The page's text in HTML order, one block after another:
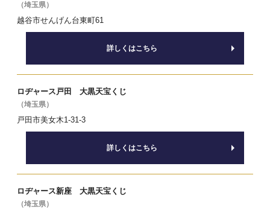
（埼玉県）
越谷市せんげん台東町61
詳しくはこちら
ロヂャース戸田 大黒天宝くじ
（埼玉県）
戸田市美女木1-31-3
詳しくはこちら
ロヂャース新座 大黒天宝くじ
（埼玉県）